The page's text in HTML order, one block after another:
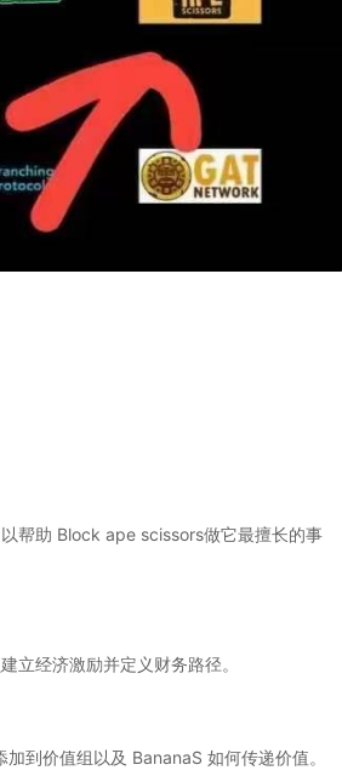
帮助 Block ape scissors做它最擅长的事
立经济激励并定义财务路径。
到价值组以及 BananaS 如何传递价值。